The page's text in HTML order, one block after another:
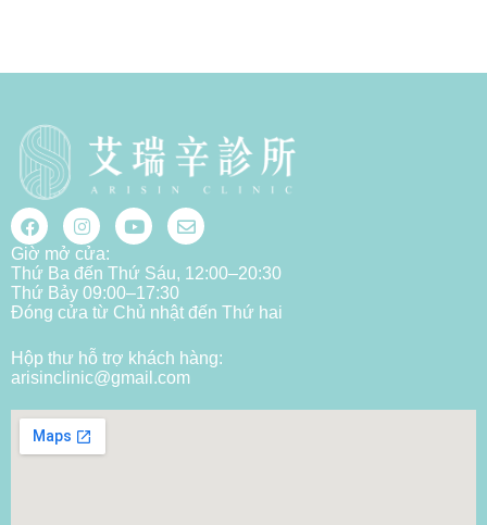
Giờ mở cửa:
Thứ Ba đến Thứ Sáu, 12:00–20:30
Thứ Bảy 09:00–17:30
Đóng cửa từ Chủ nhật đến Thứ hai
Hộp thư hỗ trợ khách hàng:
arisinclinic@gmail.com